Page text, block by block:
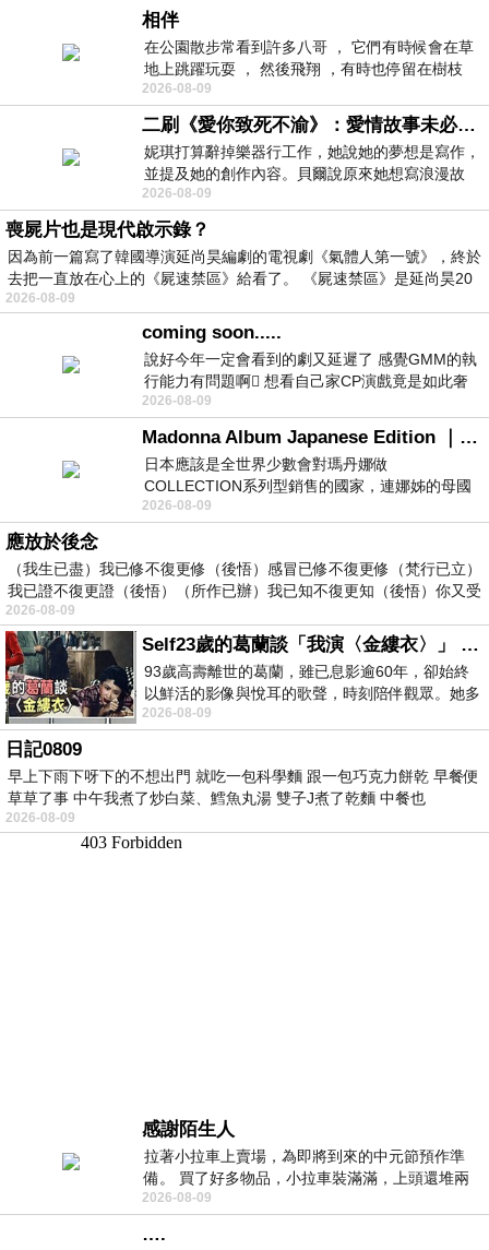
相伴
在公園散步常看到許多八哥 ， 它們有時候會在草
地上跳躍玩耍 ， 然後飛翔 ，有時也停留在樹枝
上，它們身軀是咖啡色的，鳥喙是黃色
2026-08-09
二刷《愛你致死不渝》：愛情故事未必是浪漫故事
妮琪打算辭掉樂器行工作，她說她的夢想是寫作，
並提及她的創作內容。貝爾說原來她想寫浪漫故
事，妮琪回應：「不是浪漫故事，是愛情
2026-08-09
喪屍片也是現代啟示錄？
因為前一篇寫了韓國導演延尚昊編劇的電視劇《氣體人第一號》，終於
去把一直放在心上的《屍速禁區》給看了。 《屍速禁區》是延尚昊20
2026-08-09
coming soon.....
說好今年一定會看到的劇又延遲了 感覺GMM的執
行能力有問題啊🫩 想看自己家CP演戲竟是如此奢
侈的事 GMM你說看看啊😑 先把劇放
2026-08-09
Madonna Album Japanese Edition ｜瑪丹娜專輯們2026年日本版重發系列
日本應該是全世界少數會對瑪丹娜做
COLLECTION系列型銷售的國家，連娜姊的母國
美國都沒對她這樣過，這全拜在他們到現在唱片
2026-08-09
應放於後念
（我生已盡）我已修不復更修（後悟）感冒已修不復更修（梵行已立）
我已證不復更證（後悟）（所作已辦）我已知不復更知（後悟）你又受
2026-08-09
Self23歲的葛蘭談「我演〈金縷衣〉」 #戀上老電影 #粟子 #葛蘭
93歲高壽離世的葛蘭，雖已息影逾60年，卻始終
以鮮活的影像與悅耳的歌聲，時刻陪伴觀眾。她多
才多藝、陽光開朗的形象，不僅保留在電影
2026-08-09
日記0809
早上下雨下呀下的不想出門 就吃一包科學麵 跟一包巧克力餅乾 早餐便
草草了事 中午我煮了炒白菜、鱈魚丸湯 雙子J煮了乾麵 中餐也
2026-08-09
感謝陌生人
拉著小拉車上賣場，為即將到來的中元節預作準
備。 買了好多物品，小拉車裝滿滿，上頭還堆兩
紙箱。 雖辛苦了點，這點程度我一個人搬
2026-08-09
….